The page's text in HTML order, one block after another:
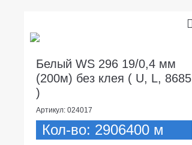
Белый WS 296 19/0,4 мм
(200м) без клея ( U, L, 8685
)
Артикул: 024017
Кол-во: 2906400 м